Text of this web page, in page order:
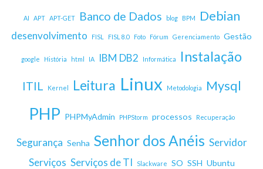
AI APT APT-GET Banco de Dados blog BPM Debian
desenvolvimento FISL FISL 8.0 Foto Fórum Gerenciamento Gestão
google História html IA IBM DB2 Informática Instalação
ITIL Kernel Leitura Linux Metodologia Mysql
PHP PHPMyAdmin PHPStorm processos Recuperação
Segurança Senha Senhor dos Anéis Servidor
Serviços Serviços de TI Slackware SO SSH Ubuntu